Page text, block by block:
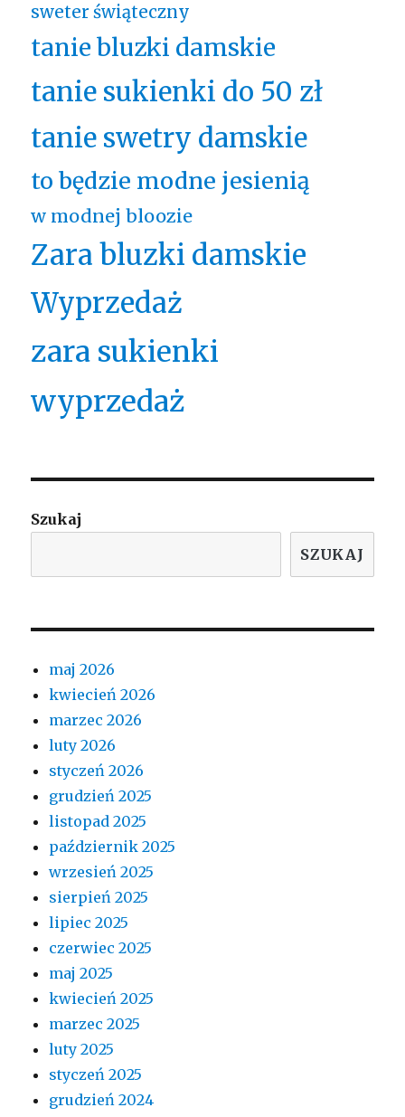
sweter świąteczny
tanie bluzki damskie
tanie sukienki do 50 zł
tanie swetry damskie
to będzie modne jesienią
w modnej bloozie
Zara bluzki damskie
Wyprzedaż
zara sukienki
wyprzedaż
Szukaj
SZUKAJ
maj 2026
kwiecień 2026
marzec 2026
luty 2026
styczeń 2026
grudzień 2025
listopad 2025
październik 2025
wrzesień 2025
sierpień 2025
lipiec 2025
czerwiec 2025
maj 2025
kwiecień 2025
marzec 2025
luty 2025
styczeń 2025
grudzień 2024